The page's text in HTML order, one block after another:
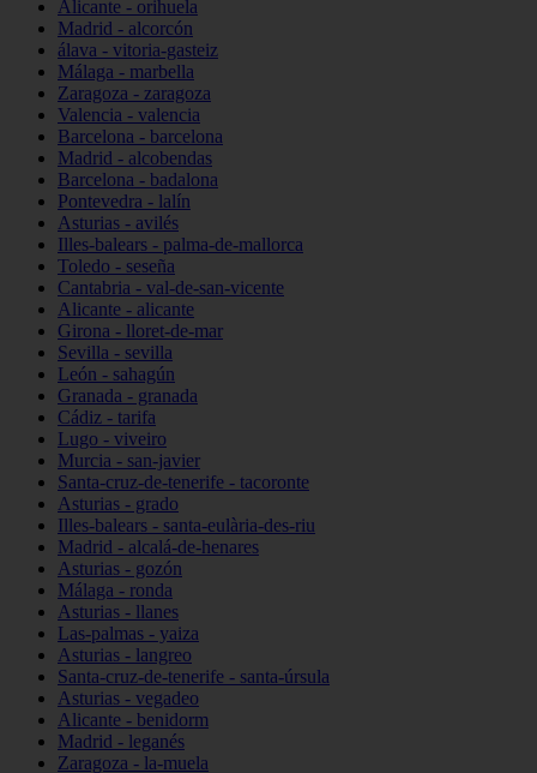
Alicante - orihuela
Madrid - alcorcón
álava - vitoria-gasteiz
Málaga - marbella
Zaragoza - zaragoza
Valencia - valencia
Barcelona - barcelona
Madrid - alcobendas
Barcelona - badalona
Pontevedra - lalín
Asturias - avilés
Illes-balears - palma-de-mallorca
Toledo - seseña
Cantabria - val-de-san-vicente
Alicante - alicante
Girona - lloret-de-mar
Sevilla - sevilla
León - sahagún
Granada - granada
Cádiz - tarifa
Lugo - viveiro
Murcia - san-javier
Santa-cruz-de-tenerife - tacoronte
Asturias - grado
Illes-balears - santa-eulària-des-riu
Madrid - alcalá-de-henares
Asturias - gozón
Málaga - ronda
Asturias - llanes
Las-palmas - yaiza
Asturias - langreo
Santa-cruz-de-tenerife - santa-úrsula
Asturias - vegadeo
Alicante - benidorm
Madrid - leganés
Zaragoza - la-muela